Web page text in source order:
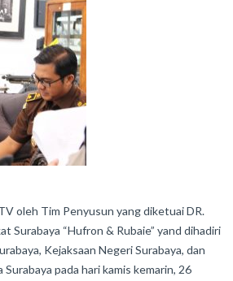
oleh Tim Penyusun yang diketuai DR.
Surabaya “Hufron & Rubaie” yand dihadiri
Kejaksaan Negeri Surabaya, dan
pada hari kamis kemarin, 26